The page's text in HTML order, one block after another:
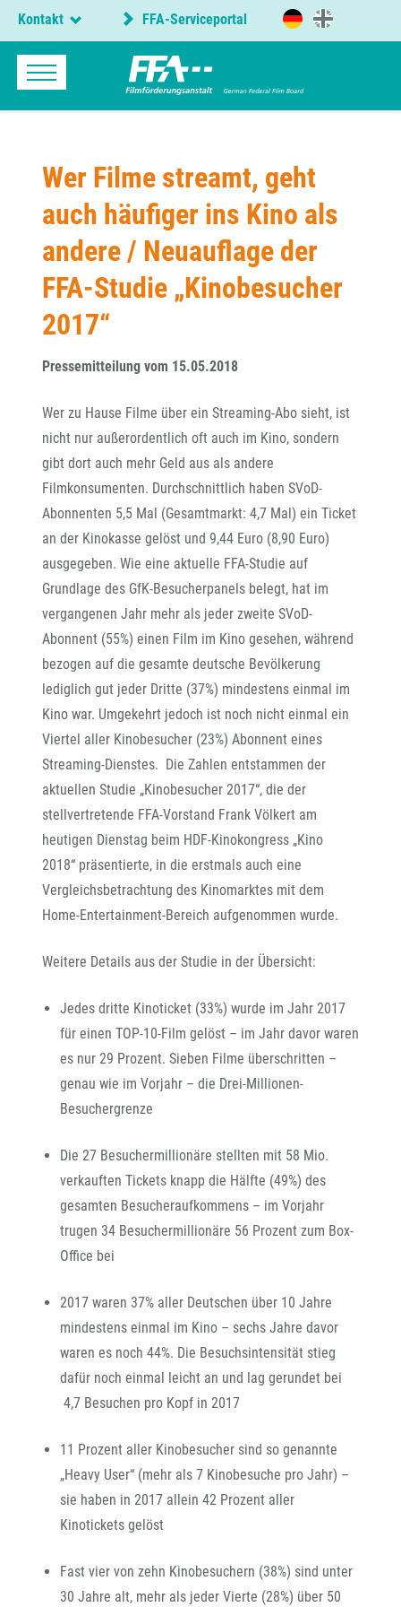
Kontakt FFA-Serviceportal
Wer Filme streamt, geht
auch häufiger ins Kino als
andere / Neuauflage der
FFA-Studie „Kinobesucher
2017“
Pressemitteilung vom 15.05.2018
Wer zu Hause Filme über ein Streaming-Abo sieht, ist
nicht nur außerordentlich oft auch im Kino, sondern
gibt dort auch mehr Geld aus als andere
Filmkonsumenten. Durchschnittlich haben SVoD-
Abonnenten 5,5 Mal (Gesamtmarkt: 4,7 Mal) ein Ticket
an der Kinokasse gelöst und 9,44 Euro (8,90 Euro)
ausgegeben. Wie eine aktuelle FFA-Studie auf
Grundlage des GfK-Besucherpanels belegt, hat im
vergangenen Jahr mehr als jeder zweite SVoD-
Abonnent (55%) einen Film im Kino gesehen, während
bezogen auf die gesamte deutsche Bevölkerung
lediglich gut jeder Dritte (37%) mindestens einmal im
Kino war. Umgekehrt jedoch ist noch nicht einmal ein
Viertel aller Kinobesucher (23%) Abonnent eines
Streaming-Dienstes. Die Zahlen entstammen der
aktuellen Studie „Kinobesucher 2017“, die der
stellvertretende FFA-Vorstand Frank Völkert am
heutigen Dienstag beim HDF-Kinokongress „Kino
2018“ präsentierte, in die erstmals auch eine
Vergleichsbetrachtung des Kinomarktes mit dem
Home-Entertainment-Bereich aufgenommen wurde.
Weitere Details aus der Studie in der Übersicht:
Jedes dritte Kinoticket (33%) wurde im Jahr 2017
für einen TOP-10-Film gelöst – im Jahr davor waren
es nur 29 Prozent. Sieben Filme überschritten –
genau wie im Vorjahr – die Drei-Millionen-
Besuchergrenze
Die 27 Besuchermillionäre stellten mit 58 Mio.
verkauften Tickets knapp die Hälfte (49%) des
gesamten Besucheraufkommens – im Vorjahr
trugen 34 Besuchermillionäre 56 Prozent zum Box-
Office bei
2017 waren 37% aller Deutschen über 10 Jahre
mindestens einmal im Kino – sechs Jahre davor
waren es noch 44%. Die Besuchsintensität stieg
dafür noch einmal leicht an und lag gerundet bei
4,7 Besuchen pro Kopf in 2017
11 Prozent aller Kinobesucher sind so genannte
„Heavy User“ (mehr als 7 Kinobesuche pro Jahr) –
sie haben in 2017 allein 42 Prozent aller
Kinotickets gelöst
Fast vier von zehn Kinobesuchern (38%) sind unter
30 Jahre alt, mehr als jeder Vierte (28%) über 50